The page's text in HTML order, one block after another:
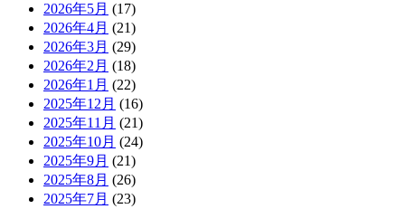
2026年5月 (17)
2026年4月 (21)
2026年3月 (29)
2026年2月 (18)
2026年1月 (22)
2025年12月 (16)
2025年11月 (21)
2025年10月 (24)
2025年9月 (21)
2025年8月 (26)
2025年7月 (23)